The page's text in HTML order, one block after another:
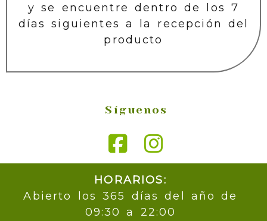
y se encuentre dentro de los 7
días siguientes a la recepción del
producto
Síguenos
HORARIOS:
Abierto los 365 días del año de
09:30 a 22:00